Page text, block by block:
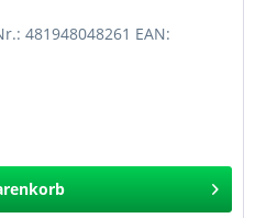
481948048261 EAN: